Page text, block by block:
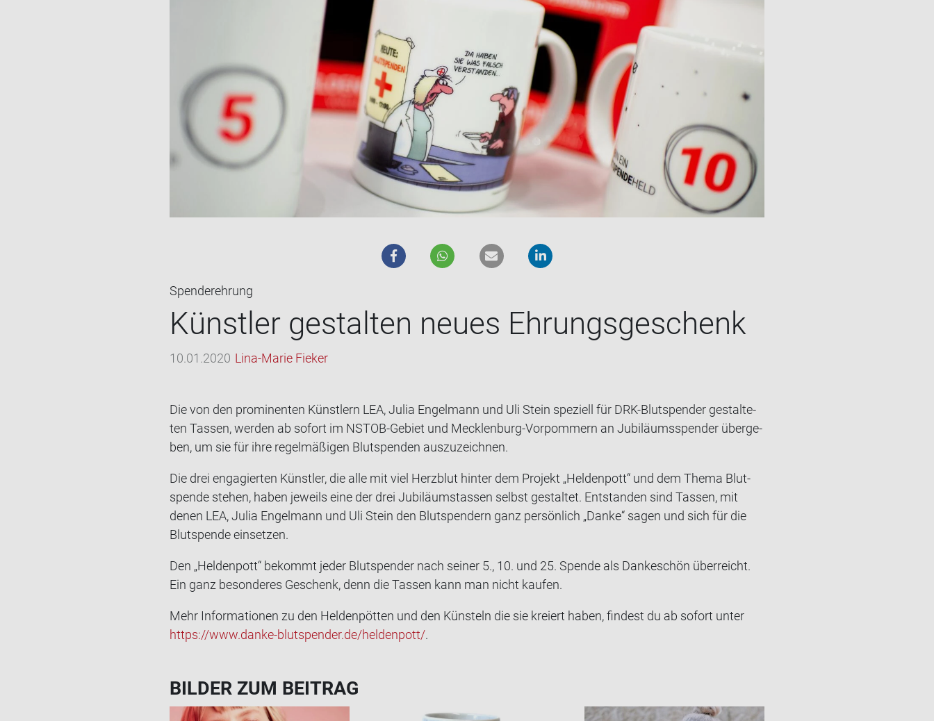
Spenderehrung
Künst­ler ge­stal­ten neues Eh­rungs­ge­schenk
10.01.2020 Lina-Marie Fieker
Die von den pro­mi­nen­ten Künst­lern LEA, Julia En­gel­mann und Uli Stein spe­zi­ell für DRK-​Blutspender ge­stal­te­
ten Tas­sen, wer­den ab so­fort im NSTOB-​Gebiet und Mecklenburg-​Vorpommern an Ju­bi­lä­ums­spen­der über­ge­
ben, um sie für ihre re­gel­mä­ßi­gen Blut­spen­den aus­zu­zeich­nen.
Die drei en­ga­gier­ten Künst­ler, die alle mit viel Herz­blut hin­ter dem Pro­jekt „Hel­den­pott“ und dem Thema Blut­
spen­de ste­hen, haben je­weils eine der drei Ju­bi­lä­umstas­sen selbst ge­stal­tet. Ent­stan­den sind Tas­sen, mit
denen LEA, Julia En­gel­mann und Uli Stein den Blut­spen­dern ganz per­sön­lich „Danke“ sagen und sich für die
Blut­spen­de ein­set­zen.
Den „Hel­den­pott“ be­kommt jeder Blut­spen­der nach sei­ner 5., 10. und 25. Spen­de als Dan­ke­schön über­reicht.
Ein ganz be­son­de­res Ge­schenk, denn die Tas­sen kann man nicht kau­fen.
Mehr In­for­ma­tio­nen zu den Hel­den­pöt­ten und den Küns­teln die sie kre­iert haben, fin­dest du ab so­fort unter
https://www.danke-​blutspender.de/hel­den­pott/.
BIL­DER ZUM BEI­TRAG